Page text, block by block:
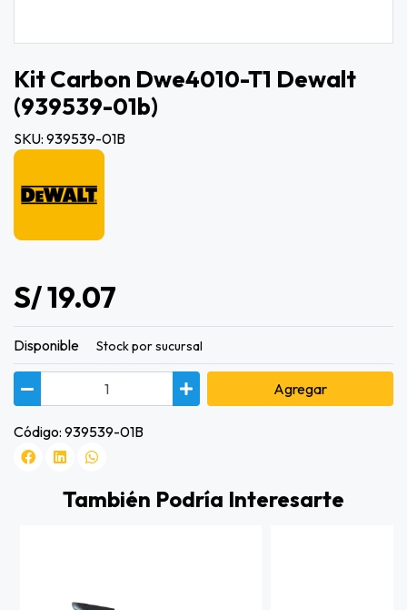
Kit Carbon Dwe4010-T1 Dewalt
(939539-01b)
SKU: 939539-01B
S/ 19.07
Disponible Stock por sucursal
Agregar
Código: 939539-01B
También Podría Interesarte